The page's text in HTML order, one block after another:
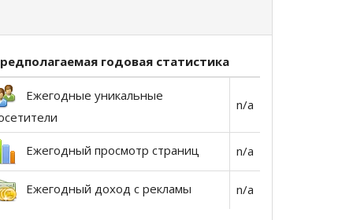
годовая статистика
Ежегодные уникальные
n/a
Ежегодный просмотр страниц n/a
Ежегодный доход с рекламы n/a